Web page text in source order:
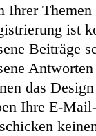
Ihrer
ist
Beiträge
das
Ihre E-